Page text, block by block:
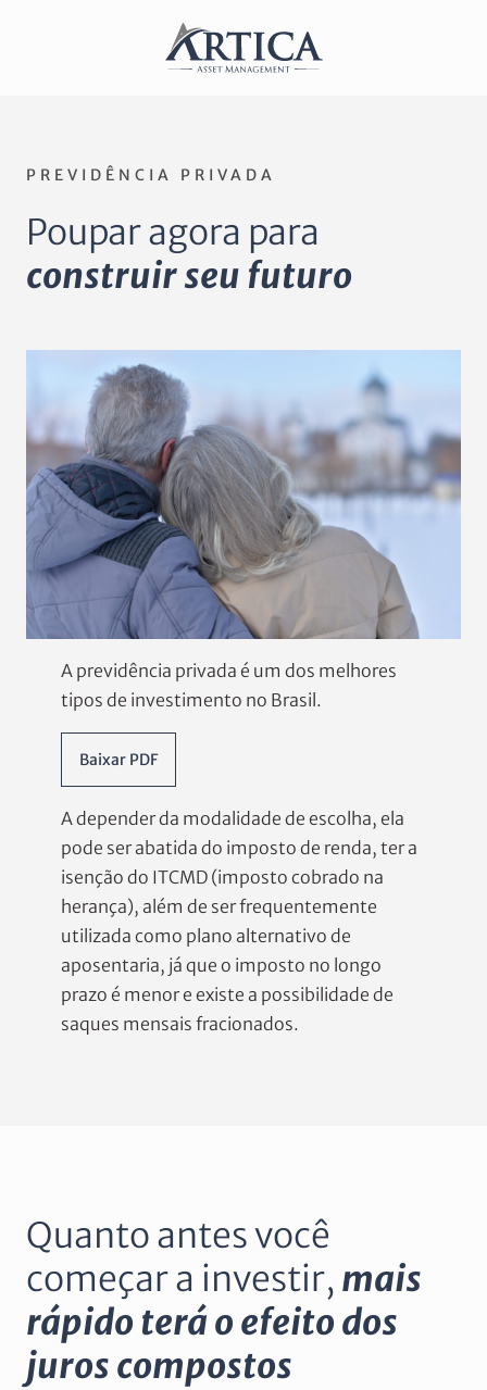
PREVIDÊNCIA PRIVADA
Poupar agora para
construir seu futuro
A previdência privada é um dos melhores
tipos de investimento no Brasil.
Baixar PDF
A depender da modalidade de escolha, ela
pode ser abatida do imposto de renda, ter a
isenção do ITCMD (imposto cobrado na
herança), além de ser frequentemente
utilizada como plano alternativo de
aposentaria, já que o imposto no longo
prazo é menor e existe a possibilidade de
saques mensais fracionados.
Quanto antes você
começar a investir, mais
rápido terá o efeito dos
juros compostos